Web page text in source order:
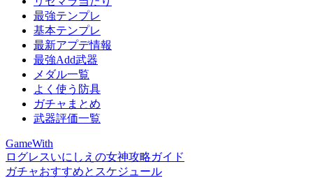
最強テンプレ
基本テンプレ
最新アプデ情報
最強Add武器
メダル一覧
よく使う防具
ガチャまとめ
武器評価一覧
GameWith
ログレスいにしえの女神攻略ガイド
ガチャおすすめとスケジュール